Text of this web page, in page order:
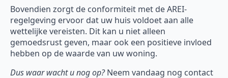
Bovendien zorgt de conformiteit met de AREI-
regelgeving ervoor dat uw huis voldoet aan alle
wettelijke vereisten. Dit kan u niet alleen
gemoedsrust geven, maar ook een positieve invloed
hebben op de waarde van uw woning.
Dus waar wacht u nog op?Neem vandaag nog contact